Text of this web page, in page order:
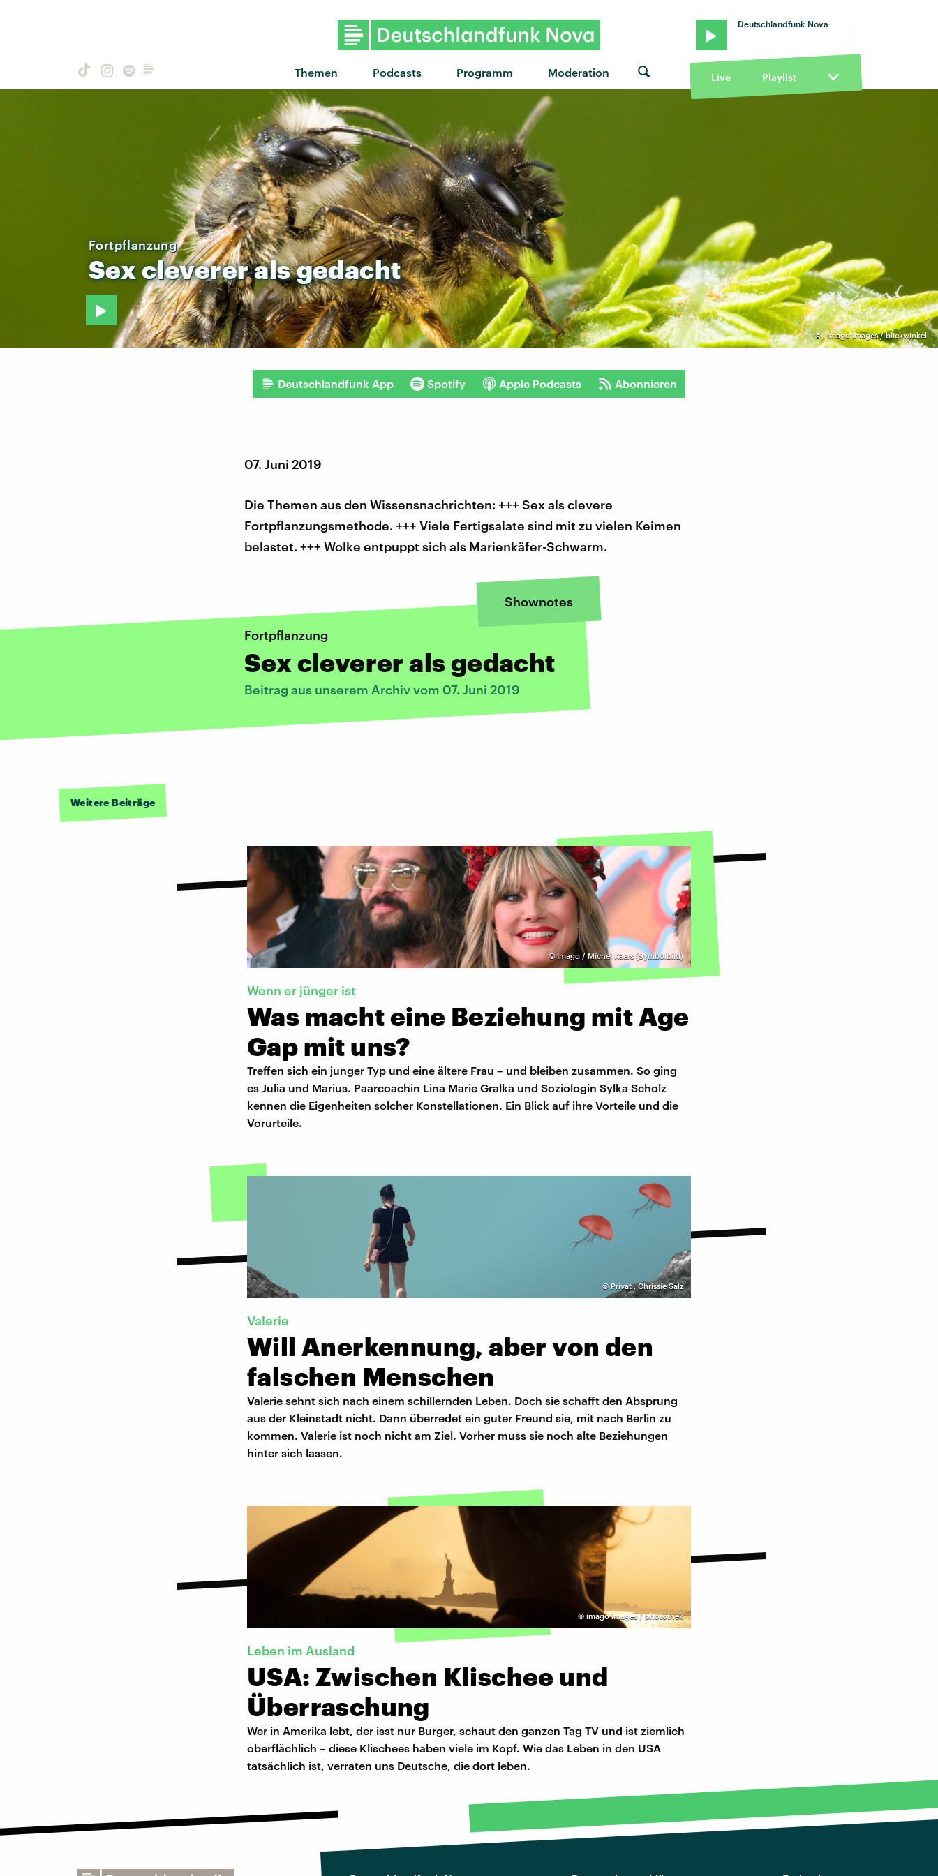
Themen Podcasts Programm Moderation
Deutschlandfunk Nova
Live Playlist
©,imago images / blickwinkel
Fortpflanzung
Sexclevereralsgedacht
Deutschlandfunk App Spotify Apple Podcasts Abonnieren
07. Juni 2019
Die Themen aus den Wissensnachrichten: +++ Sex als clevere
Fortpflanzungsmethode. +++ Viele Fertigsalate sind mit zu vielen Keimen
belastet. +++ Wolke entpuppt sich als Marienkäfer-Schwarm.
Shownotes
Fortpflanzung
Sex cleverer als gedacht
Beitrag aus unserem Archiv vom 07. Juni 2019
Weitere Beiträge
©Imago / Michel Kaers (Symbolbild)
Wenn er jünger ist
Was macht eine Beziehung mit Age
Gap mit uns?
Treffen sich ein junger Typ und eine ältere Frau – und bleiben zusammen. So ging
es Julia und Marius. Paarcoachin Lina Marie Gralka und Soziologin Sylka Scholz
kennen die Eigenheiten solcher Konstellationen. Ein Blick auf ihre Vorteile und die
Vorurteile.
© Privat,Chrissie Salz
Valerie
Will Anerkennung, aber von den
falschen Menschen
Valerie sehnt sich nach einem schillernden Leben. Doch sie schafft den Absprung
aus der Kleinstadt nicht. Dann überredet ein guter Freund sie, mit nach Berlin zu
kommen. Valerie ist noch nicht am Ziel. Vorher muss sie noch alte Beziehungen
hinter sich lassen.
© imago images / photothek
Leben im Ausland
USA: Zwischen Klischee und
Überraschung
Wer in Amerika lebt, der isst nur Burger, schaut den ganzen Tag TV und ist ziemlich
oberflächlich – diese Klischees haben viele im Kopf. Wie das Leben in den USA
tatsächlich ist, verraten uns Deutsche, die dort leben.